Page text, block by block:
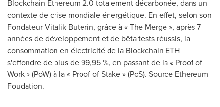
Blockchain Ethereum 2.0 totalement décarbonée, dans un
contexte de crise mondiale énergétique. En effet, selon son
Fondateur Vitalik Buterin, grâce à « The Merge », après 7
années de développement et de bêta tests réussis, la
consommation en électricité de la Blockchain ETH
s'effondre de plus de 99,95 %, en passant de la « Proof of
Work » (PoW) à la « Proof of Stake » (PoS). Source Ethereum
Foudation.